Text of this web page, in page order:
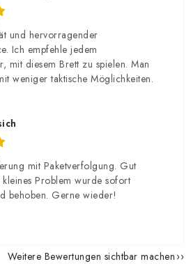
und hervorragender
Ich empfehle jedem
mit diesem Brett zu spielen. Man
weniger taktische Möglichkeiten.
mit Paketverfolgung. Gut
Problem wurde sofort
behoben. Gerne wieder!
Weitere Bewertungen sichtbar machen